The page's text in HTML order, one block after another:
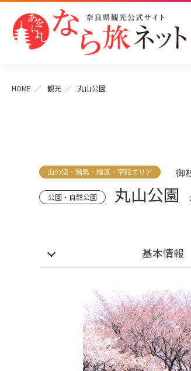
HOME 観光 丸山公園
山の辺・飛鳥・橿原・宇陀エリア 御
公園・自然公園 丸山公園
基本情報